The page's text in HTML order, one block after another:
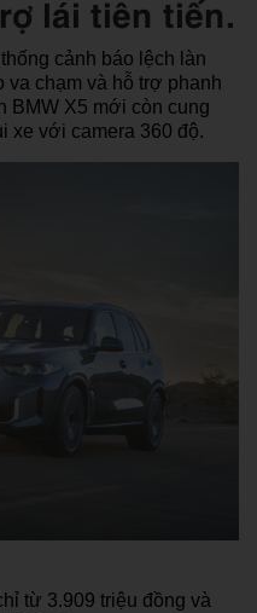
lái tiên tiến.
cảnh báo lệch làn
chạm và hỗ trợ phanh
BMW X5 mới còn cung
xe với camera 360 độ.
từ 3.909 triệu đồng và